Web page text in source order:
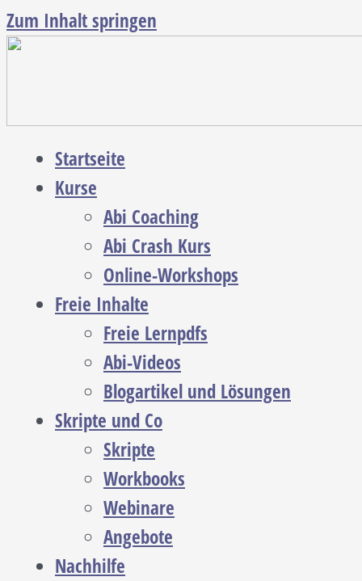
Zum Inhalt springen
Startseite
Kurse
Abi Coaching
Abi Crash Kurs
Online-Workshops
Freie Inhalte
Freie Lernpdfs
Abi-Videos
Blogartikel und Lösungen
Skripte und Co
Skripte
Workbooks
Webinare
Angebote
Nachhilfe